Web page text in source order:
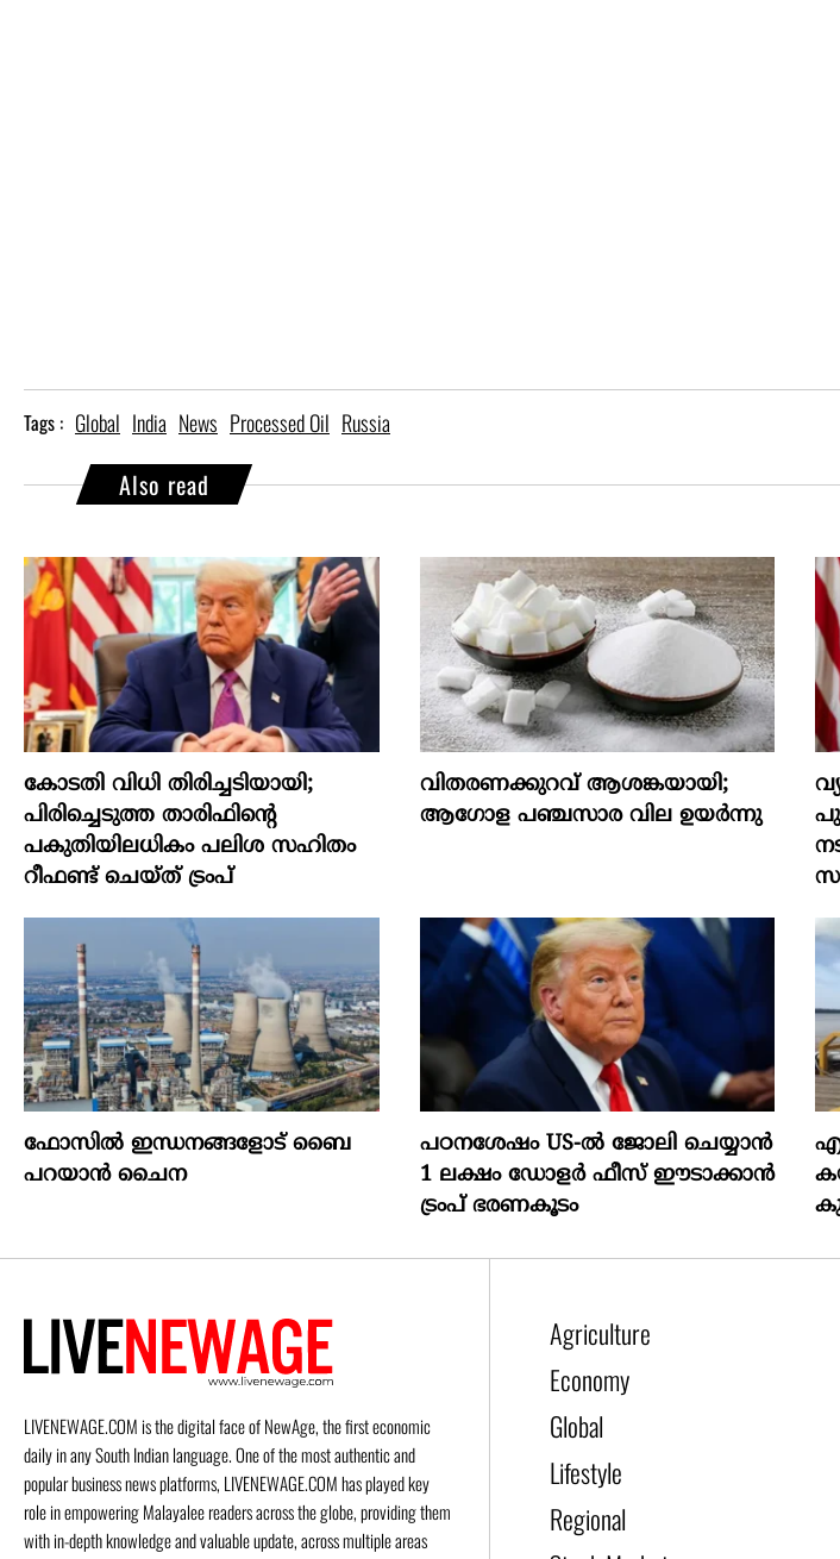
Tags : Global India News Processed Oil Russia
Also read
കോടതി വിധി തിരിച്ചടിയായി;
പിരിച്ചെടുത്ത താരിഫിന്‍റെ
പകുതിയിലധികം പലിശ സഹിതം
റീഫണ്ട് ചെയ്ത് ട്രംപ്
വിതരണക്കുറവ് ആശങ്കയായി;
ആഗോള പഞ്ചസാര വില ഉയര്‍ന്നു
ഫോസിൽ ഇന്ധനങ്ങളോട് ബൈ
പറയാൻ ചൈന
പഠനശേഷം US-ൽ ജോലി ചെയ്യാൻ
1 ലക്ഷം ഡോളർ ഫീസ് ഈടാക്കാൻ
ട്രംപ് ഭരണകൂടം
LIVENEWAGE.COM is the digital face of NewAge, the first economic
daily in any South Indian language. One of the most authentic and
popular business news platforms, LIVENEWAGE.COM has played key
role in empowering Malayalee readers across the globe, providing them
with in-depth knowledge and valuable update, across multiple areas
Agriculture
Economy
Global
Lifestyle
Regional